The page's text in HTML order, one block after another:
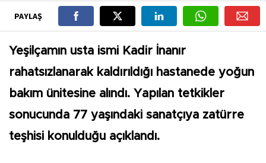
PAYLAŞ
Yeşilçamın usta ismi Kadir İnanır
rahatsızlanarak kaldırıldığı hastanede yoğun
bakım ünitesine alındı. Yapılan tetkikler
sonucunda 77 yaşındaki sanatçıya zatürre
teşhisi konulduğu açıklandı.